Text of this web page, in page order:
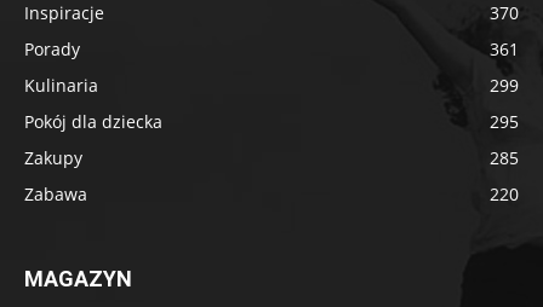
Inspiracje
370
Porady
361
Kulinaria
299
Pokój dla dziecka
295
Zakupy
285
Zabawa
220
MAGAZYN